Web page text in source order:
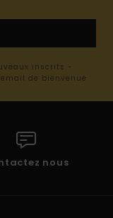
inscrits -
de bienvenue
nous